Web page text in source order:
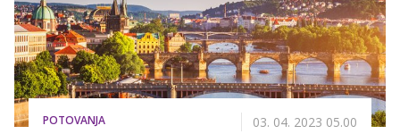
POTOVANJA 03. 04. 2023 05.00